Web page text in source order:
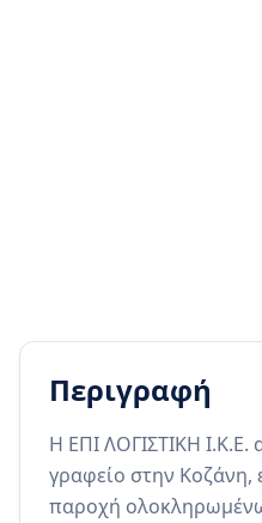
Περιγραφή
Η ΕΠΙ ΛΟΓΙΣΤΙΚΗ Ι.Κ.Ε.
γραφείο στην Κοζάνη,
παροχή